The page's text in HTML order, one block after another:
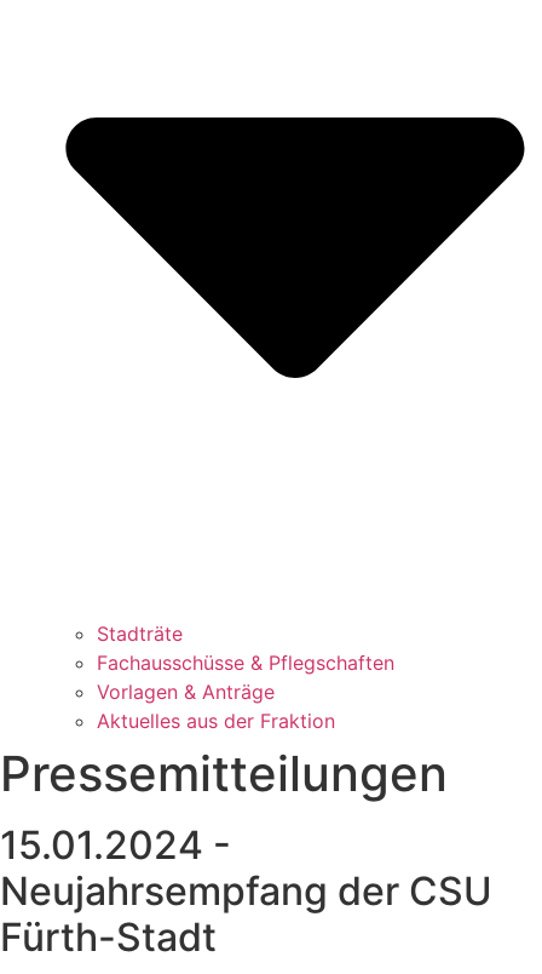
Stadträte
Fachausschüsse & Pflegschaften
Vorlagen & Anträge
Aktuelles aus der Fraktion
Pressemitteilungen
15.01.2024 -
Neujahrsempfang der CSU
Fürth-Stadt